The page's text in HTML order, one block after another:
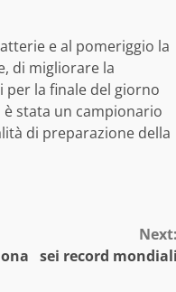
e al pomeriggio la
di migliorare la
per la finale del giorno
stata un campionario
di preparazione della
sei record